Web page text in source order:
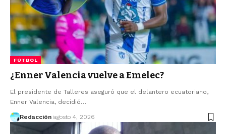
FÚTBOL
¿Enner Valencia vuelve a Emelec?
El presidente de Talleres aseguró que el delantero ecuatoriano,
Enner Valencia, decidió…
Redacción agosto 4, 2026